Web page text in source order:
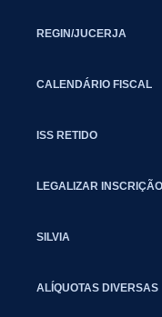
REGIN/JUCERJA
CALENDÁRIO FISCAL
ISS RETIDO
LEGALIZAR
SILVIA
ALÍQUOTAS DIVERSAS